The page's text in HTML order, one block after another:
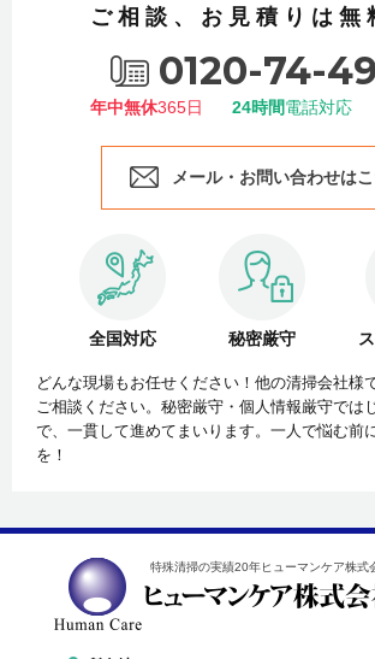
ご相談、お見積りは無
0120-74-
年中無休365日 24時間電話対応
メール・お問い合わせは
全国対応 秘密厳守
どんな現場もお任せください！他の清掃会社様
ご相談ください。秘密厳守・個人情報厳守では
で、一貫して進めてまいります。一人で悩む前
を！
特殊清掃の実績20年ヒューマンケア株式